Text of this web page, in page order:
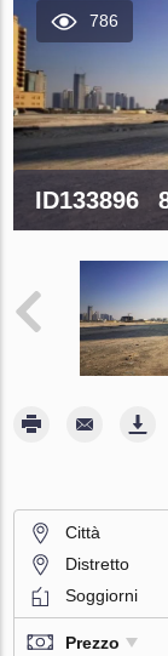
786
ID133896
Città
Distretto
Soggiorni
Prezzo